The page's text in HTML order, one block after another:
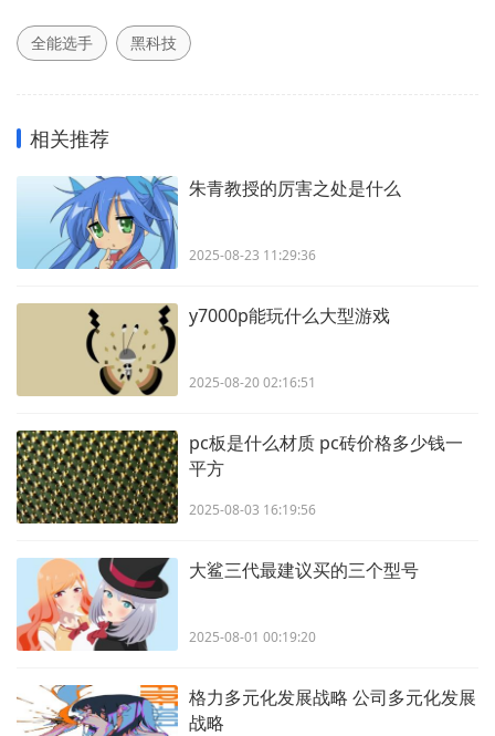
全能选手 黑科技
相关推荐
朱青教授的厉害之处是什么
2025-08-23 11:29:36
y7000p能玩什么大型游戏
2025-08-20 02:16:51
pc板是什么材质 pc砖价格多少钱一
平方
2025-08-03 16:19:56
大鲨三代最建议买的三个型号
2025-08-01 00:19:20
格力多元化发展战略 公司多元化发展
战略